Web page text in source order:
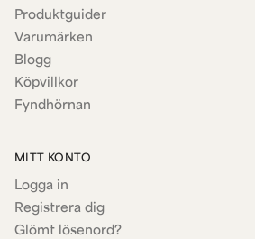
Produktguider
Varumärken
Blogg
Köpvillkor
Fyndhörnan
MITT KONTO
Logga in
Registrera dig
Glömt lösenord?